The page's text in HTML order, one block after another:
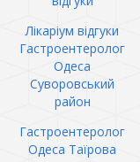
Лікаріум відгуки
Гастроентеролог
Одеса
Суворовський
район
Гастроентеролог
Одеса Таїрова